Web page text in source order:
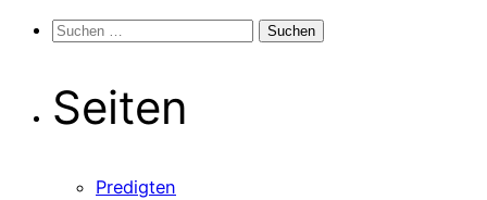
Suchen
Seiten
Predigten